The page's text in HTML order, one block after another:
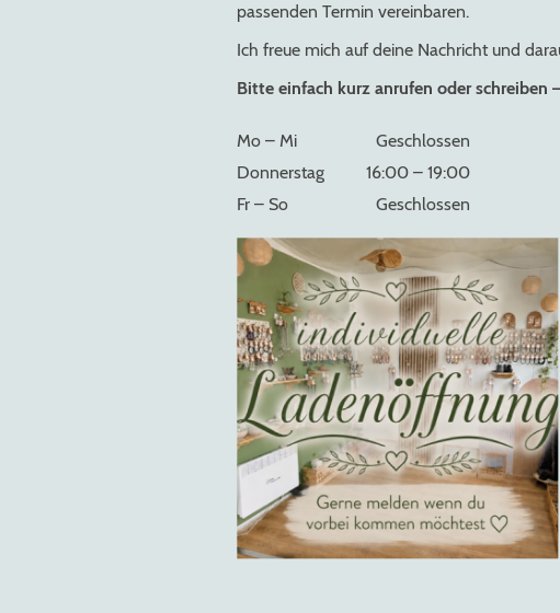
passenden Termin vereinbaren.
Ich freue mich auf deine Nachricht und
Bitte einfach kurz anrufen oder schreiben
Mo – Mi
Geschlossen
Donnerstag
16:00 – 19:00
Fr – So Geschlossen